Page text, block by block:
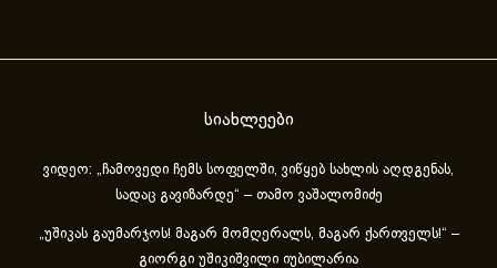
სიახლეები
ვიდეო: „ჩამოვედი ჩემს სოფელში, ვიწყებ სახლის აღდგენას,
სადაც გავიზარდე“ – თამო ვაშალომიძე
„უშიკას გაუმარჯოს! მაგარ მომღერალს, მაგარ ქართველს!“ –
გიორგი უშიკიშვილი იუბილარია